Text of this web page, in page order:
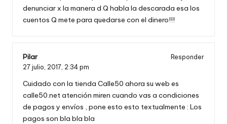
denunciar x la manera d Q habla la descarada esa los
cuentos Q mete para quedarse con el dinero!!!
Pilar
Responder
27 julio, 2017, 2:34 pm
Cuidado con la tienda Calle50 ahora su web es
calle50.net atención miren cuando vas a condiciones
de pagos y envíos , pone esto esto textualmente : Los
pagos son bla bla bla